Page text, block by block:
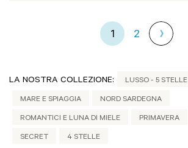
1 2
LA NOSTRA COLLEZIONE: LUSSO - 5 STELLE
MARE E SPIAGGIA NORD SARDEGNA
ROMANTICI E LUNA DI MIELE PRIMAVERA
SECRET 4 STELLE